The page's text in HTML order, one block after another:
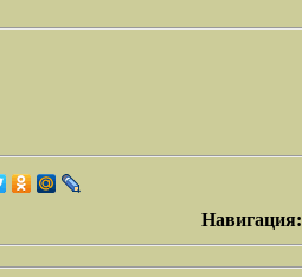
Навигация: